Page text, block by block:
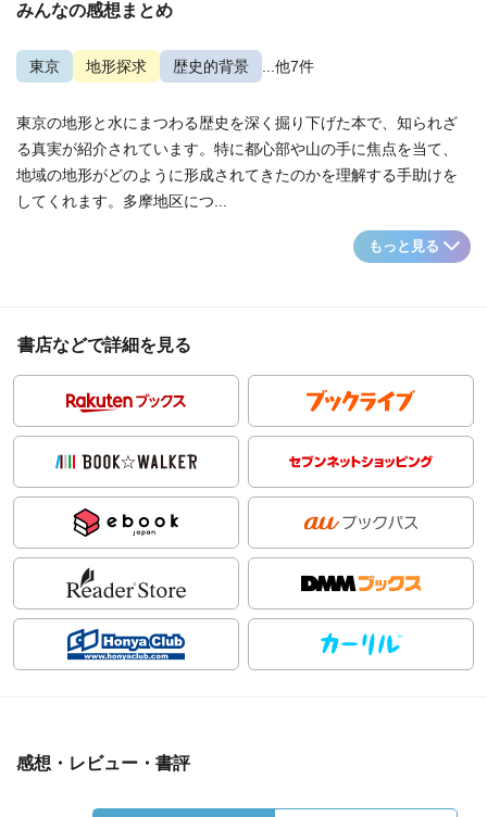
みんなの感想まとめ
東京 地形探求 歴史的背景 ...他7件
東京の地形と水にまつわる歴史を深く掘り下げた本で、知られざ
る真実が紹介されています。特に都心部や山の手に焦点を当て、
地域の地形がどのように形成されてきたのかを理解する手助けを
してくれます。多摩地区につ...
もっと見る
書店などで詳細を見る
感想・レビュー・書評